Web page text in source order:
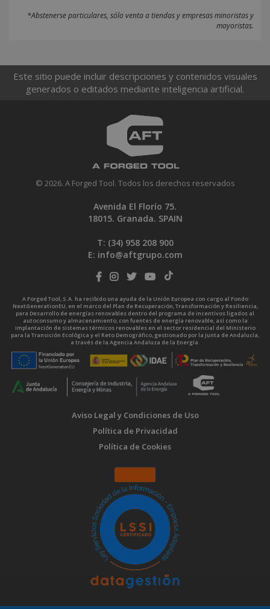
*Abstenerse particulares, sólo venta a tiendas y empresas minoristas y
mayoristas.
Este sitio puede incluir descripciones y contenidos visuales
generados o editados mediante inteligencia artificial.
© 2026. A Forged Tool. Todos los derechos reservados
Avenida El Florío 75.
18015. Granada. SPAIN
T: (34) 958 208 900
E: info@aftgrupo.com
A Forged Tool, S.A. ha recibido una ayuda de la Unión Europea con cargo al Fondo
NextGenerationEU, en el marco del Plan de Recuperación, Transformación y Resiliencia,
para Desarrollo de energías renovables dentro del programa de incentivos ligados al
autoconsumo y almacenamiento, con fuentes de energía renovable, así como la
implantación de sistemas térmicos renovables en el sector residencial del Ministerio
para la Transición Ecológica y el Reto Demográfico, gestionado por la Junta de Andalucía,
a través de la Agencia Andaluza de la Energía.
Aviso Legal y Condiciones de Uso
Política de Privacidad
Política de Cookies